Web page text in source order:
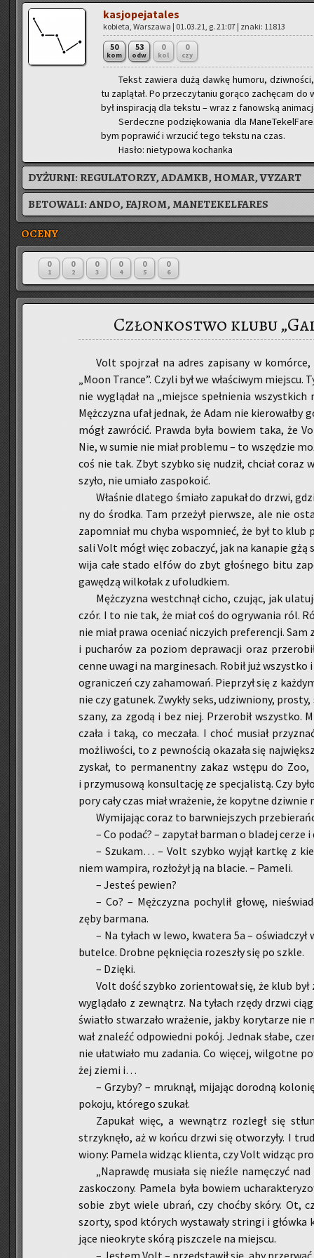
ka­sjo­pe­ja­ta­les
ko­bie­ta, War­sza­wa | 01.03.21, g. 21:07 | znaki: 11813
50
kom
53
odw
0
kol
0
czy
Tekst za­wie­ra dużą dawkę hu­mo­ru,
tu za­plą­tał. Po prze­czy­ta­niu go­rą­co za­chę­cam do
był in­spi­ra­cją dla tek­stu – wraz z fa­now­ską
Ser­decz­ne po­dzię­ko­wa­nia dla
bym po­pra­wić i wrzu­cić tego tek­stu na czas.
Hasło: nie­ty­po­wa ko­chan­ka
DYŻURNI:REGULATORZY, ADAMKB, HOMAR, VYZART
BETOWALI:ANDO,FAJROM,MANETEKELFARES
OCENY
0
1
0
2
0
3
0
4
0
5
0
6
Członkostwo klubu
Volt spoj­rzał na adres za­pi­sa­ny w
„Moon Tran­ce”. Czyli był we wła­ści­wym
nie wy­glą­dał na „miej­sce speł­nie­nia
Męż­czy­zna ufał jed­nak, że Adam nie
mógł za­wró­cić. Praw­da była bo­wiem taka, że
Nie, w sumie nie miał pro­ble­mu – to wszę­dzie
coś nie tak. Zbyt szyb­ko się nu­dził, chciał
szy­ło, nie umia­ło za­spo­ko­ić.
Wła­śnie dla­te­go śmia­ło za­pu­kał do drzwi,
ny do środ­ka. Tam prze­żył pierw­sze, ale nie
za­po­mniał mu chyba wspo­mnieć, że był to klub
sali Volt mógł więc zo­ba­czyć, jak na ka­na­pie
wi­ja całe stado elfów do zbyt gło­śne­go bitu
ga­wę­dzą wil­ko­łak z ufo­lud­kiem.
Męż­czy­zna wes­tchnął cicho, czu­jąc, jak
czór. I to nie tak, że miał coś do ogry­wa­nia ról.
nie miał prawa oce­niać ni­czy­ich pre­fe­ren­cji.
i pu­cha­rów za po­ziom de­pra­wa­cji oraz
cenne uwagi na mar­gi­ne­sach. Robił już
ogra­ni­czeń czy za­ha­mo­wań. Pie­przył się z
nie czy ga­tu­nek. Zwy­kły seks, udziw­nio­ny,
sza­ny, za zgodą i bez niej. Prze­ro­bił wszyst­ko.
cza­ła i taką, co me­cza­ła. I choć mu­siał
moż­li­wo­ści, to z pew­no­ścią oka­za­ła się
zy­skał, to per­ma­nent­ny zakaz wstę­pu do
i przy­mu­so­wą kon­sul­ta­cję ze spe­cja­li­stą. Czy
pory cały czas miał wra­że­nie, że ko­pyt­ne
Wy­mi­ja­jąc coraz to barw­niej­szych
– Co podać? – za­py­tał bar­man o bla­dej cerze i
– Szu­kam… – Volt szyb­ko wyjął kart­kę z
niem wam­pi­ra, roz­ło­żył ją na bla­cie. – Pa­me­li.
– Je­steś pe­wien?
– Co? – Męż­czy­zna po­chy­lił głowę,
zęby bar­ma­na.
– Na ty­łach w lewo, kwa­te­ra 5a –
bu­tel­ce. Drob­ne pęk­nię­cia ro­ze­szły się po szkle.
– Dzię­ki.
Volt dość szyb­ko zo­rien­to­wał się, że klub
wy­glą­da­ło z ze­wnątrz. Na ty­łach rzędy drzwi
świa­tło stwa­rza­ło wra­że­nie, jakby ko­ry­ta­rze nie
wał zna­leźć od­po­wied­ni pokój. Jed­nak słabe,
nie uła­twia­ło mu za­da­nia. Co wię­cej, wil­got­ne
żej ziemi i…
– Grzy­by? – mruk­nął, mi­ja­jąc do­rod­ną
po­ko­ju, któ­re­go szu­kał.
Za­pu­kał więc, a we­wnątrz roz­legł się
strzyk­nę­ło, aż w końcu drzwi się otwo­rzy­ły. I
wio­ny: Pa­me­la wi­dząc klien­ta, czy Volt wi­dząc
„Na­praw­dę mu­sia­ła się nie­źle na­mę­czyć
za­sko­czo­ny. Pa­me­la była bo­wiem
sobie zbyt wiele ubrań, czy choć­by skóry. Ot,
szor­ty, spod któ­rych wy­sta­wa­ły strin­gi i
ją­ce nie­okry­te skórą pisz­cze­le na miej­scu.
– Je­stem Volt – przed­sta­wił się, aby